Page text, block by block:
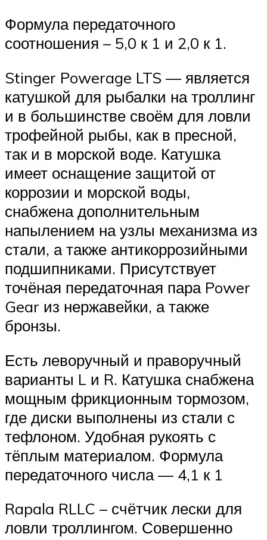
Формула передаточного
соотношения – 5,0 к 1 и 2,0 к 1.
Stinger Powerage LTS — является
катушкой для рыбалки на троллинг
и в большинстве своём для ловли
трофейной рыбы, как в пресной,
так и в морской воде. Катушка
имеет оснащение защитой от
коррозии и морской воды,
снабжена дополнительным
напылением на узлы механизма из
стали, а также антикоррозийными
подшипниками. Присутствует
точёная передаточная пара Power
Gear из нержавейки, а также
бронзы.
Есть леворучный и праворучный
варианты L и R. Катушка снабжена
мощным фрикционным тормозом,
где диски выполнены из стали с
тефлоном. Удобная рукоять с
тёплым материалом. Формула
передаточного числа — 4,1 к 1
Rapala RLLC – счётчик лески для
ловли троллингом. Совершенно